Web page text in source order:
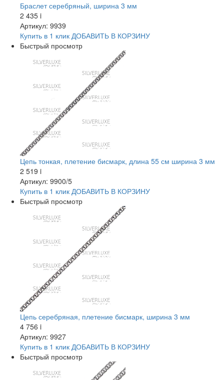
Браслет серебряный, ширина 3 мм
2 435 i
Артикул: 9939
Купить в 1 клик ДОБАВИТЬ В КОРЗИНУ
Быстрый просмотр
Цепь тонкая, плетение бисмарк, длина 55 см ширина 3 мм
2 519 i
Артикул: 9900/5
Купить в 1 клик ДОБАВИТЬ В КОРЗИНУ
Быстрый просмотр
Цепь серебряная, плетение бисмарк, ширина 3 мм
4 756 i
Артикул: 9927
Купить в 1 клик ДОБАВИТЬ В КОРЗИНУ
Быстрый просмотр